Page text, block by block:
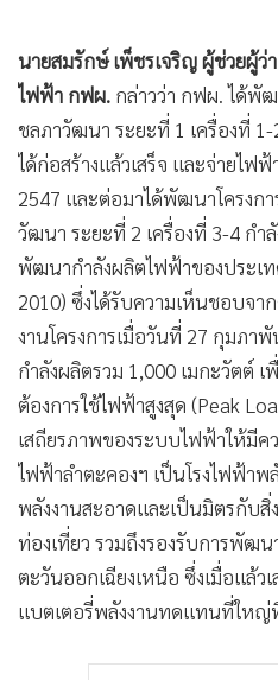
นายสมรักษ์ เพ็ชรเจริญ ผู้ช่วยผู้ว่
ไฟฟ้า กฟผ. กล่าวว่า กฟผ. ได้พัฒ
ชลภาวัฒนา ระยะที่ 1 เครื่องที่
ได้ก่อสร้างแล้วเสร็จ และจ่ายไ
2547 และต่อมาได้พัฒนาโครงก
วัฒนา ระยะที่ 2 เครื่องที่ 3-4 กำ
พัฒนากำลังผลิตไฟฟ้าของประเ
2010) ซึ่งได้รับความเห็นชอบจ
งานโครงการเมื่อวันที่ 27 กุมภา
กำลังผลิตรวม 1,000 เมกะวัตต์
ต้องการใช้ไฟฟ้าสูงสุด (Peak
เสถียรภาพของระบบไฟฟ้าให้มีค
ไฟฟ้าลำตะคองฯ เป็นโรงไฟฟ้า
พลังงานสะอาดและเป็นมิตรกับสิ่
ท่องเที่ยว รวมถึงรองรับการพัฒ
ตะวันออกเฉียงเหนือ ซึ่งเมื่อแล้
แบตเตอรี่พลังงานทดแทนที่ใหญ่